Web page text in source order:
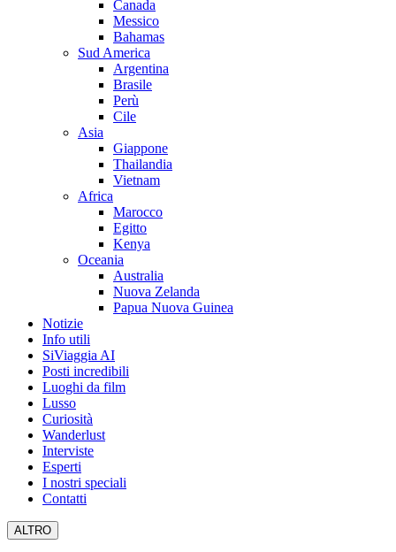
Canada
Messico
Bahamas
Sud America
Argentina
Brasile
Perù
Cile
Asia
Giappone
Thailandia
Vietnam
Africa
Marocco
Egitto
Kenya
Oceania
Australia
Nuova Zelanda
Papua Nuova Guinea
Notizie
Info utili
SiViaggia AI
Posti incredibili
Luoghi da film
Lusso
Curiosità
Wanderlust
Interviste
Esperti
I nostri speciali
Contatti
ALTRO